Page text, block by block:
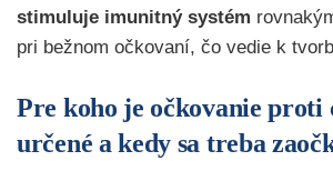
stimuluje imunitný systém
pri bežnom očkovaní, čo vedie k
Pre koho je očkovanie proti
určené a kedy sa treba